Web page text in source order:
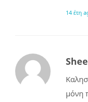
14 έτη
μόνη